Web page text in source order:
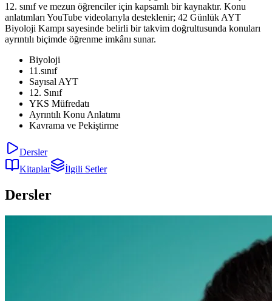
12. sınıf ve mezun öğrenciler için kapsamlı bir kaynaktır. Konu
anlatımları YouTube videolarıyla desteklenir; 42 Günlük AYT
Biyoloji Kampı sayesinde belirli bir takvim doğrultusunda konuları
ayrıntılı biçimde öğrenme imkânı sunar.
Biyoloji
11.sınıf
Sayısal AYT
12. Sınıf
YKS Müfredatı
Ayrıntılı Konu Anlatımı
Kavrama ve Pekiştirme
Dersler
Kitaplar
İlgili Setler
Dersler